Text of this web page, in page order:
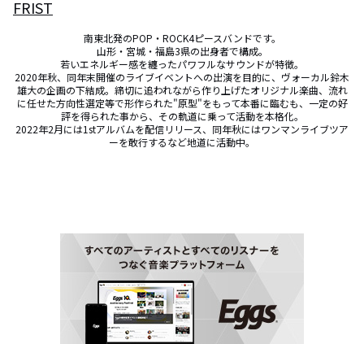
FRIST
南東北発のPOP・ROCK4ピースバンドです。
山形・宮城・福島3県の出身者で構成。
若いエネルギー感を纏ったパワフルなサウンドが特徴。
2020年秋、同年末開催のライブイベントへの出演を目的に、ヴォーカル鈴木
雄大の企画の下結成。締切に追われながら作り上げたオリジナル楽曲、流れ
に任せた方向性選定等で形作られた"原型"をもって本番に臨むも、一定の好
評を得られた事から、その軌道に乗って活動を本格化。
​2022年2月には1stアルバムを配信リリース、同年秋にはワンマンライブツア
ーを敢行するなど地道に活動中。